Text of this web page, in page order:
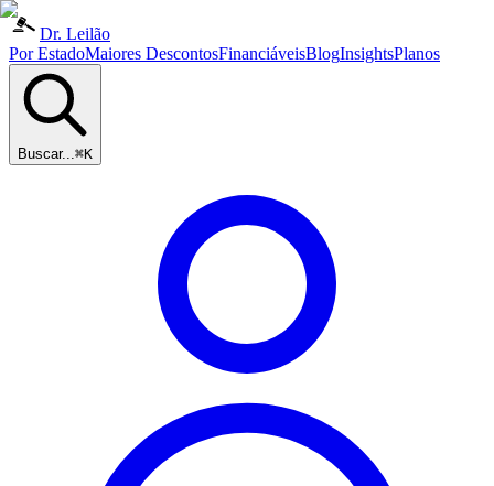
Dr. Leilão
Por EstadoMaiores DescontosFinanciáveisBlogInsightsPlanos
Buscar...⌘K